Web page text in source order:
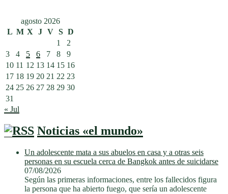
agosto 2026
L M X J V S D
1
2
3
4 5 6 7 8
9
10 11 12 13 14 15 16
17 18 19 20 21 22 23
24 25 26 27 28 29 30
31
« Jul
Noticias «el mundo»
Un adolescente mata a sus abuelos en casa y a otras seis
personas en su escuela cerca de Bangkok antes de suicidarse
07/08/2026
Según las primeras informaciones, entre los fallecidos figura
la persona que ha abierto fuego, que sería un adolescente